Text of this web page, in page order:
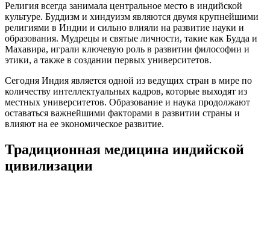
Религия всегда занимала центральное место в индийской
культуре. Буддизм и хиндуизм являются двумя крупнейшими
религиями в Индии и сильно влияли на развитие науки и
образования. Мудрецы и святые личности, такие как Будда и
Махавира, играли ключевую роль в развитии философии и
этики, а также в создании первых университетов.
Сегодня Индия является одной из ведущих стран в мире по
количеству интеллектуальных кадров, которые выходят из
местных университетов. Образование и наука продолжают
оставаться важнейшими факторами в развитии страны и
влияют на ее экономическое развитие.
Традиционная медицина индийской
цивилизации